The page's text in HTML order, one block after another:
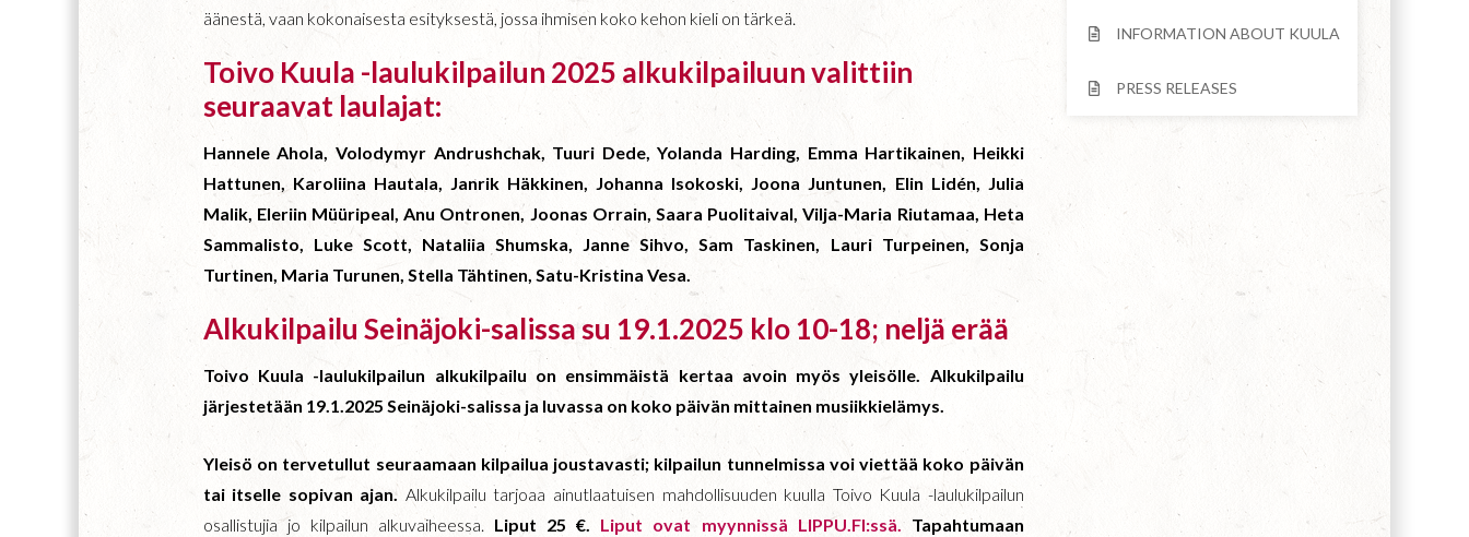
äänestä, vaan kokonaisesta esityksestä, jossa ihmisen koko kehon kieli on tärkeä.
Toivo Kuula -laulukilpailun 2025 alkukilpailuun valittiin
seuraavat laulajat:
Hannele Ahola, Volodymyr Andrushchak, Tuuri Dede, Yolanda Harding, Emma Hartikainen, Heikki
Hattunen, Karoliina Hautala, Janrik Häkkinen, Johanna Isokoski, Joona Juntunen, Elin Lidén, Julia
Malik, Eleriin Müüripeal, Anu Ontronen, Joonas Orrain, Saara Puolitaival, Vilja-Maria Riutamaa, Heta
Sammalisto, Luke Scott, Nataliia Shumska, Janne Sihvo, Sam Taskinen, Lauri Turpeinen, Sonja
Turtinen, Maria Turunen, Stella Tähtinen, Satu-Kristina Vesa.
Alkukilpailu Seinäjoki-salissa su 19.1.2025 klo 10-18; neljä erää
Toivo Kuula -laulukilpailun alkukilpailu on ensimmäistä kertaa avoin myös yleisölle. Alkukilpailu
järjestetään 19.1.2025 Seinäjoki-salissa ja luvassa on koko päivän mittainen musiikkielämys.
Yleisö on tervetullut seuraamaan kilpailua joustavasti; kilpailun tunnelmissa voi viettää koko päivän
tai itselle sopivan ajan. Alkukilpailu tarjoaa ainutlaatuisen mahdollisuuden kuulla Toivo Kuula -laulukilpailun
osallistujia jo kilpailun alkuvaiheessa. Liput 25 €. Liput ovat myynnissä LIPPU.FI:ssä. Tapahtumaan
INFORMATION ABOUT KUULA
PRESS RELEASES